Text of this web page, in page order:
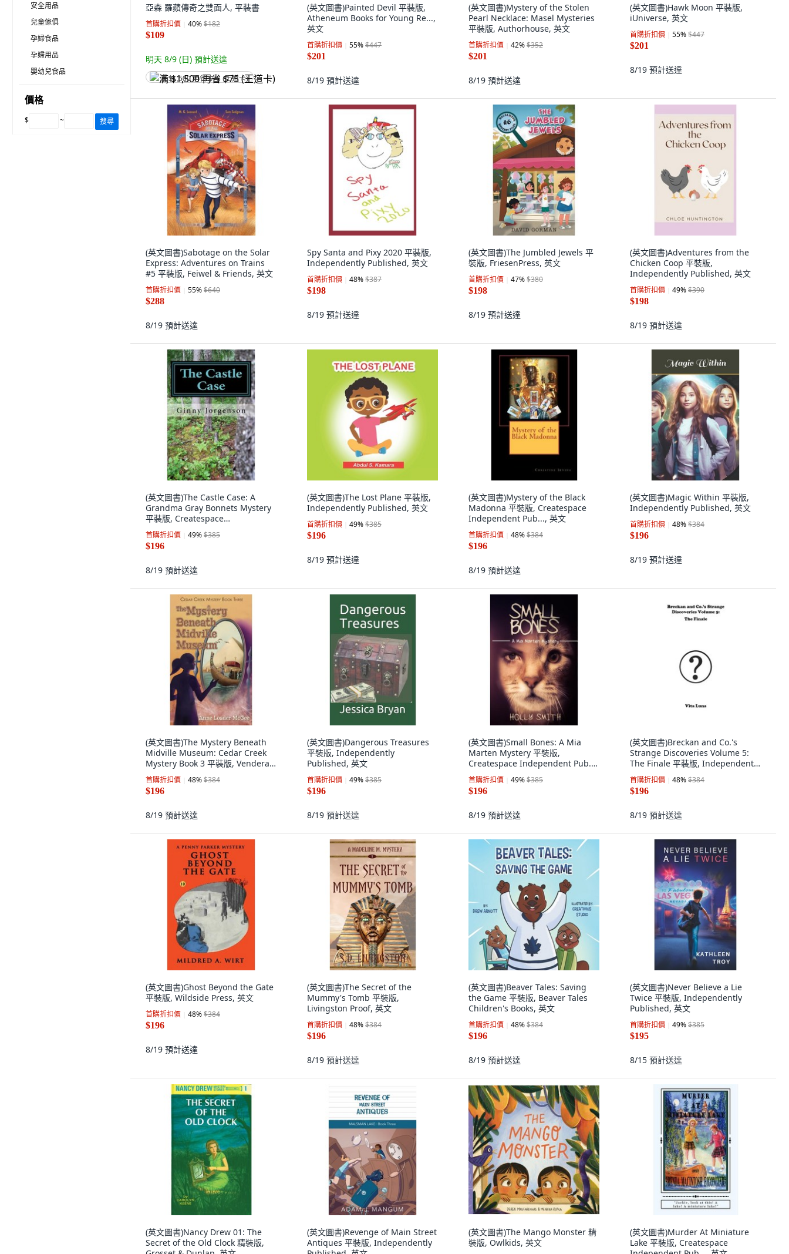
安全用品
兒童傢俱
孕婦食品
孕婦用品
嬰幼兒食品
價格
$ ~ 搜尋
亞森 羅蘋傳奇之雙面人, 平裝書
首購折扣價 40%$182
$109
明天 8/9 (日) 預計送達
满 $1,500 再省 $75 (王道卡)
(英文圖書)Painted Devil 平裝版,
Atheneum Books for Young Re...,
英文
首購折扣價 55%$447
$201
8/19 預計送達
(英文圖書)Mystery of the Stolen
Pearl Necklace: Masel Mysteries
平裝版, Authorhouse, 英文
首購折扣價 42%$352
$201
8/19 預計送達
(英文圖書)Hawk Moon 平裝版,
iUniverse, 英文
首購折扣價 55%$447
$201
8/19 預計送達
(英文圖書)Sabotage on the Solar
Express: Adventures on Trains
#5 平裝版, Feiwel & Friends, 英文
首購折扣價 55%$640
$288
8/19 預計送達
Spy Santa and Pixy 2020 平裝版,
Independently Published, 英文
首購折扣價 48%$387
$198
8/19 預計送達
(英文圖書)The Jumbled Jewels 平
裝版, FriesenPress, 英文
首購折扣價 47%$380
$198
8/19 預計送達
(英文圖書)Adventures from the
Chicken Coop 平裝版,
Independently Published, 英文
首購折扣價 49%$390
$198
8/19 預計送達
(英文圖書)The Castle Case: A
Grandma Gray Bonnets Mystery
平裝版, Createspace
Independent Pub..., 英文
首購折扣價 49%$385
$196
8/19 預計送達
(英文圖書)The Lost Plane 平裝版,
Independently Published, 英文
首購折扣價 49%$385
$196
8/19 預計送達
(英文圖書)Mystery of the Black
Madonna 平裝版, Createspace
Independent Pub..., 英文
首購折扣價 48%$384
$196
8/19 預計送達
(英文圖書)Magic Within 平裝版,
Independently Published, 英文
首購折扣價 48%$384
$196
8/19 預計送達
(英文圖書)The Mystery Beneath
Midville Museum: Cedar Creek
Mystery Book 3 平裝版, Vendera
Publishing, 英文
首購折扣價 48%$384
$196
8/19 預計送達
(英文圖書)Dangerous Treasures
平裝版, Independently
Published, 英文
首購折扣價 49%$385
$196
8/19 預計送達
(英文圖書)Small Bones: A Mia
Marten Mystery 平裝版,
Createspace Independent Pub...,
英文
首購折扣價 49%$385
$196
8/19 預計送達
(英文圖書)Breckan and Co.'s
Strange Discoveries Volume 5:
The Finale 平裝版, Independently
Published, 英文
首購折扣價 48%$384
$196
8/19 預計送達
(英文圖書)Ghost Beyond the Gate
平裝版, Wildside Press, 英文
首購折扣價 48%$384
$196
8/19 預計送達
(英文圖書)The Secret of the
Mummy's Tomb 平裝版,
Livingston Proof, 英文
首購折扣價 48%$384
$196
8/19 預計送達
(英文圖書)Beaver Tales: Saving
the Game 平裝版, Beaver Tales
Children's Books, 英文
首購折扣價 48%$384
$196
8/19 預計送達
(英文圖書)Never Believe a Lie
Twice 平裝版, Independently
Published, 英文
首購折扣價 49%$385
$195
8/15 預計送達
(英文圖書)Nancy Drew 01: The
Secret of the Old Clock 精裝版,
(英文圖書)Revenge of Main Street
Antiques 平裝版, Independently
(英文圖書)The Mango Monster 精
裝版, Owlkids, 英文
(英文圖書)Murder At Miniature
Lake 平裝版, Createspace